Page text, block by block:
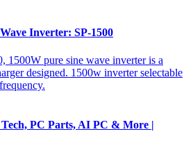
Inverter: SP-1500
1500W pure sine wave inverter is a
designed. 1500w inverter selectable
PC Parts, AI PC & More |